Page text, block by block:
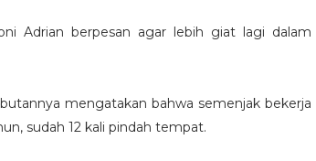
Adrian berpesan agar lebih giat lagi dalam
mengatakan bahwa semenjak bekerja
sudah 12 kali pindah tempat.